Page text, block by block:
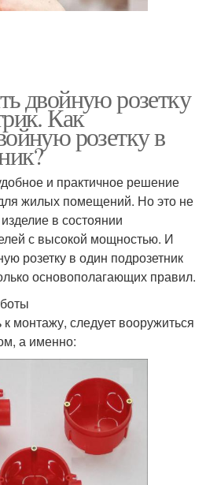
двойную розетку
Как
розетку в
и практичное решение
жилых помещений. Но это не
в состоянии
с высокой мощностью. И
розетку в один подрозетник
основополагающих правил.
монтажу, следует вооружиться
а именно: